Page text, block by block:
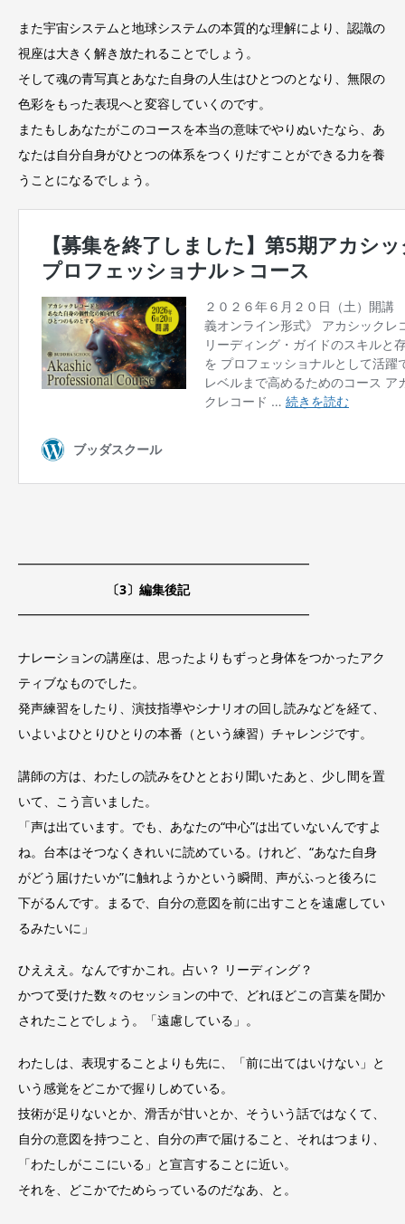
また宇宙システムと地球システムの本質的な理解により、認識の
視座は大きく解き放たれることでしょう。
そして魂の青写真とあなた自身の人生はひとつのとなり、無限の
色彩をもった表現へと変容していくのです。
またもしあなたがこのコースを本当の意味でやりぬいたなら、あ
なたは自分自身がひとつの体系をつくりだすことができる力を養
うことになるでしょう。
━━━━━━━━━━━━━━━━━━━━━━━
〔3〕編集後記
━━━━━━━━━━━━━━━━━━━━━━━
ナレーションの講座は、思ったよりもずっと身体をつかったアク
ティブなものでした。
発声練習をしたり、演技指導やシナリオの回し読みなどを経て、
いよいよひとりひとりの本番（という練習）チャレンジです。
講師の方は、わたしの読みをひととおり聞いたあと、少し間を置
いて、こう言いました。
「声は出ています。でも、あなたの“中心”は出ていないんですよ
ね。台本はそつなくきれいに読めている。けれど、“あなた自身
がどう届けたいか”に触れようかという瞬間、声がふっと後ろに
下がるんです。まるで、自分の意図を前に出すことを遠慮してい
るみたいに」
ひえええ。なんですかこれ。占い？ リーディング？
かつて受けた数々のセッションの中で、どれほどこの言葉を聞か
されたことでしょう。「遠慮している」。
わたしは、表現することよりも先に、「前に出てはいけない」と
いう感覚をどこかで握りしめている。
技術が足りないとか、滑舌が甘いとか、そういう話ではなくて、
自分の意図を持つこと、自分の声で届けること、それはつまり、
「わたしがここにいる」と宣言することに近い。
それを、どこかでためらっているのだなあ、と。